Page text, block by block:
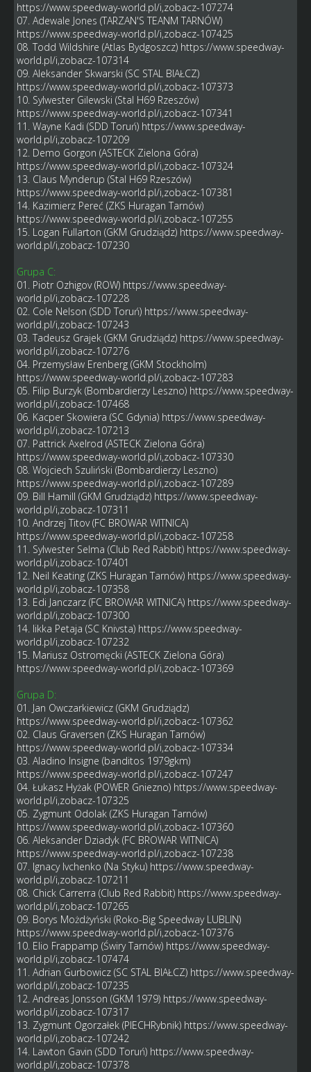
https://www.speedway-world.pl/i,zobacz-107274
07. Adewale Jones (TARZAN'S TEANM TARNÓW)
https://www.speedway-world.pl/i,zobacz-107425
08. Todd Wildshire (Atlas Bydgoszcz) https://www.speedway-
world.pl/i,zobacz-107314
09. Aleksander Skwarski (SC STAL BIAŁCZ)
https://www.speedway-world.pl/i,zobacz-107373
10. Sylwester Gilewski (Stal H69 Rzeszów)
https://www.speedway-world.pl/i,zobacz-107341
11. Wayne Kadi (SDD Toruń) https://www.speedway-
world.pl/i,zobacz-107209
12. Demo Gorgon (ASTECK Zielona Góra)
https://www.speedway-world.pl/i,zobacz-107324
13. Claus Mynderup (Stal H69 Rzeszów)
https://www.speedway-world.pl/i,zobacz-107381
14. Kazimierz Pereć (ZKS Huragan Tarnów)
https://www.speedway-world.pl/i,zobacz-107255
15. Logan Fullarton (GKM Grudziądz) https://www.speedway-
world.pl/i,zobacz-107230
Grupa C:
01. Piotr Ozhigov (ROW) https://www.speedway-
world.pl/i,zobacz-107228
02. Cole Nelson (SDD Toruń) https://www.speedway-
world.pl/i,zobacz-107243
03. Tadeusz Grajek (GKM Grudziądz) https://www.speedway-
world.pl/i,zobacz-107276
04. Przemysław Erenberg (GKM Stockholm)
https://www.speedway-world.pl/i,zobacz-107283
05. Filip Burzyk (Bombardierzy Leszno) https://www.speedway-
world.pl/i,zobacz-107468
06. Kacper Skowiera (SC Gdynia) https://www.speedway-
world.pl/i,zobacz-107213
07. Pattrick Axelrod (ASTECK Zielona Góra)
https://www.speedway-world.pl/i,zobacz-107330
08. Wojciech Szuliński (Bombardierzy Leszno)
https://www.speedway-world.pl/i,zobacz-107289
09. Bill Hamill (GKM Grudziądz) https://www.speedway-
world.pl/i,zobacz-107311
10. Andrzej Titov (FC BROWAR WITNICA)
https://www.speedway-world.pl/i,zobacz-107258
11. Sylwester Selma (Club Red Rabbit) https://www.speedway-
world.pl/i,zobacz-107401
12. Neil Keating (ZKS Huragan Tarnów) https://www.speedway-
world.pl/i,zobacz-107358
13. Edi Janczarz (FC BROWAR WITNICA) https://www.speedway-
world.pl/i,zobacz-107300
14. Iikka Petaja (SC Knivsta) https://www.speedway-
world.pl/i,zobacz-107232
15. Mariusz Ostromęcki (ASTECK Zielona Góra)
https://www.speedway-world.pl/i,zobacz-107369
Grupa D:
01. Jan Owczarkiewicz (GKM Grudziądz)
https://www.speedway-world.pl/i,zobacz-107362
02. Claus Graversen (ZKS Huragan Tarnów)
https://www.speedway-world.pl/i,zobacz-107334
03. Aladino Insigne (banditos 1979gkm)
https://www.speedway-world.pl/i,zobacz-107247
04. Łukasz Hyżak (POWER Gniezno) https://www.speedway-
world.pl/i,zobacz-107325
05. Zygmunt Odolak (ZKS Huragan Tarnów)
https://www.speedway-world.pl/i,zobacz-107360
06. Aleksander Dziadyk (FC BROWAR WITNICA)
https://www.speedway-world.pl/i,zobacz-107238
07. Ignacy Ivchenko (Na Styku) https://www.speedway-
world.pl/i,zobacz-107211
08. Chick Carrerra (Club Red Rabbit) https://www.speedway-
world.pl/i,zobacz-107265
09. Borys Możdżyński (Roko-Big Speedway LUBLIN)
https://www.speedway-world.pl/i,zobacz-107376
10. Elio Frappamp (Świry Tarnów) https://www.speedway-
world.pl/i,zobacz-107474
11. Adrian Gurbowicz (SC STAL BIAŁCZ) https://www.speedway-
world.pl/i,zobacz-107235
12. Andreas Jonsson (GKM 1979) https://www.speedway-
world.pl/i,zobacz-107317
13. Zygmunt Ogorzałek (PIECHRybnik) https://www.speedway-
world.pl/i,zobacz-107242
14. Lawton Gavin (SDD Toruń) https://www.speedway-
world.pl/i,zobacz-107378